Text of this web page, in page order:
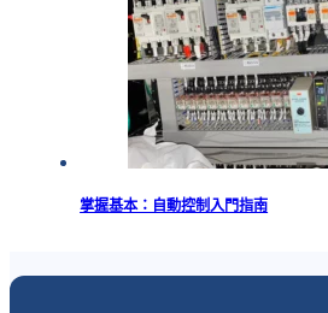
掌握基本：自動控制入門指南